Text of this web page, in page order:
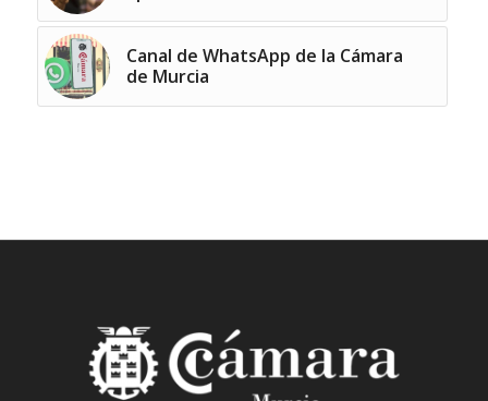
Canal de WhatsApp de la Cámara
de Murcia